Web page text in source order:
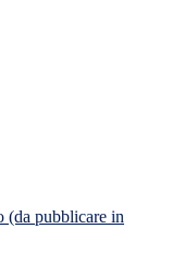
(da pubblicare in